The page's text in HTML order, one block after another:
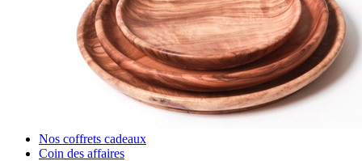
Nos coffrets cadeaux
Coin des affaires